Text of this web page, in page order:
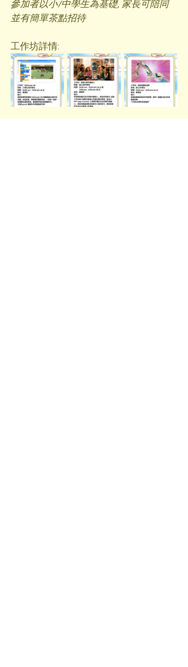
參加者以小/中學生為基礎, 家長可陪同
並有簡單茶點招待
工作坊詳情: